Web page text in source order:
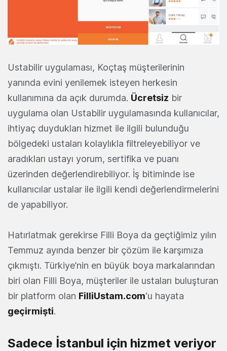
Ustabilir uygulaması, Koçtaş müşterilerinin
yanında evini yenilemek isteyen herkesin
kullanımına da açık durumda. Ücretsiz bir
uygulama olan Ustabilir uygulamasında kullanıcılar,
ihtiyaç duydukları hizmet ile ilgili bulunduğu
bölgedeki ustaları kolaylıkla filtreleyebiliyor ve
aradıkları ustayı yorum, sertifika ve puanı
üzerinden değerlendirebiliyor. İş bitiminde ise
kullanıcılar ustalar ile ilgili kendi değerlendirmelerini
de yapabiliyor.
Hatırlatmak gerekirse Filli Boya da geçtiğimiz yılın
Temmuz ayında benzer bir çözüm ile karşımıza
çıkmıştı. Türkiye’nin en büyük boya markalarından
biri olan Filli Boya, müşteriler ile ustaları buluşturan
bir platform olan FilliUstam.com‘u hayata
geçirmişti.
Sadece İstanbul için hizmet veriyor